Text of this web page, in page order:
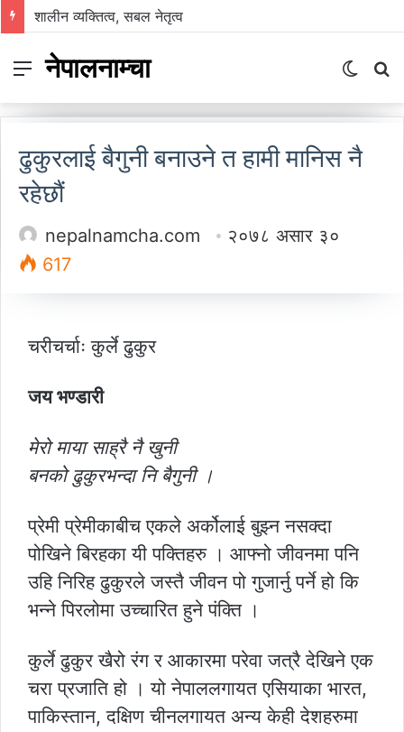
निम्सकाे नाममा नेपालले अब के गर्नुपर्छ ?
Menu
नेपालनाम्चा
Switch
ढुकुरलाई बैगुनी बनाउने त हामी मानिस नै
रहेछौं
nepalnamcha.com
२०७८ असार ३०
617
चरीचर्चाः कुर्ले ढुकुर
जय भण्डारी
मेरो माया साह्रै नै खुनी
बनको ढुकुरभन्दा नि बैगुनी ।
प्रेमी प्रेमीकाबीच एकले अर्कोलाई बुझ्न नसक्दा
पोखिने बिरहका यी पक्तिहरु । आफ्नो जीवनमा पनि
उहि निरिह ढुकुरले जस्तै जीवन पो गुजार्नु पर्ने हो कि
भन्ने पिरलोमा उच्चारित हुने पंक्ति ।
कुर्ले ढुकुर खैरो रंग र आकारमा परेवा जत्रै देखिने एक
चरा प्रजाति हो । यो नेपाललगायत एसियाका भारत,
पाकिस्तान, दक्षिण चीनलगायत अन्य केही देशहरुमा